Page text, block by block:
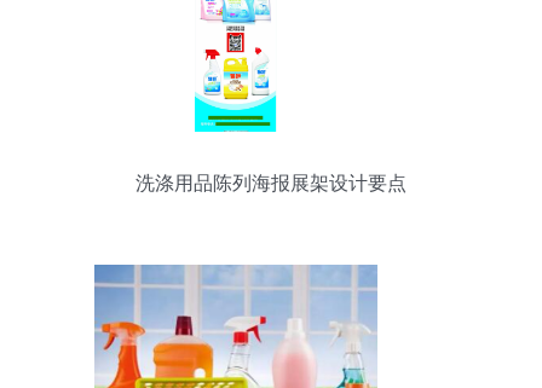
洗涤用品陈列海报展架设计要点